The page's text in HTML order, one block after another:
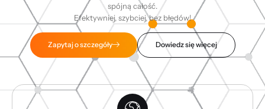
spójną całość.
Efektywniej, szybciej, bez błędów!
Zapytaj o szczegóły Dowiedz się więcej